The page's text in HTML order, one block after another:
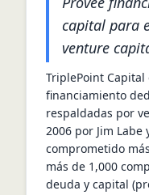
capital para
venture
TriplePoint
financiamiento
respaldadas por
2006 por Jim Labe
comprometido
más de 1,000
deuda y capital